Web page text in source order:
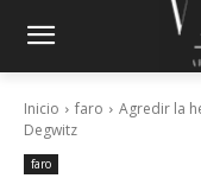
Inicio faro
Agredir la
Degwitz
faro